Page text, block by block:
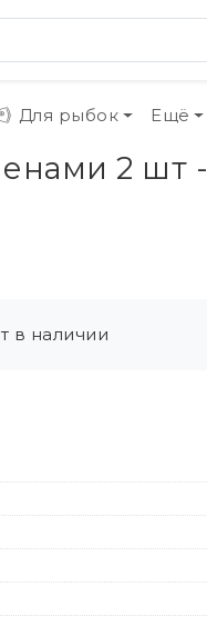
Для рыбок Ещё
2 шт
в наличии